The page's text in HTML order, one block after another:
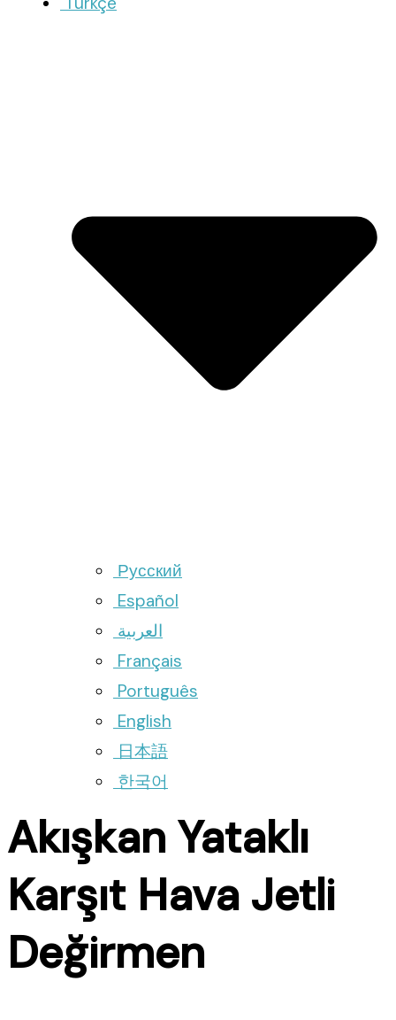
Русский
Español
العربية
Français
Português
English
日本語
한국어
Akışkan Yataklı
Karşıt Hava Jetli
Değirmen